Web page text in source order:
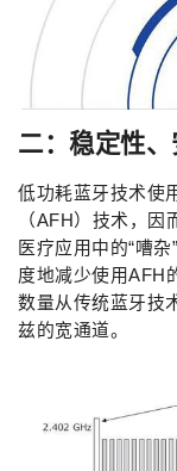
二：稳定性
低功耗蓝牙技术使
（AFH）技术，
医疗应用中的“嘈
度地减少使用AFH
数量从传统蓝牙技
兹的宽通道。